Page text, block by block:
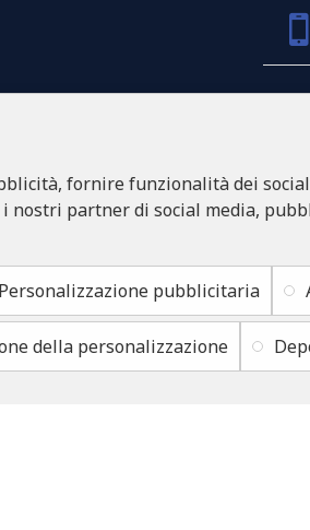
fornire funzionalità dei
partner di social media,
Personalizzazione pubblicitaria
della personalizzazione